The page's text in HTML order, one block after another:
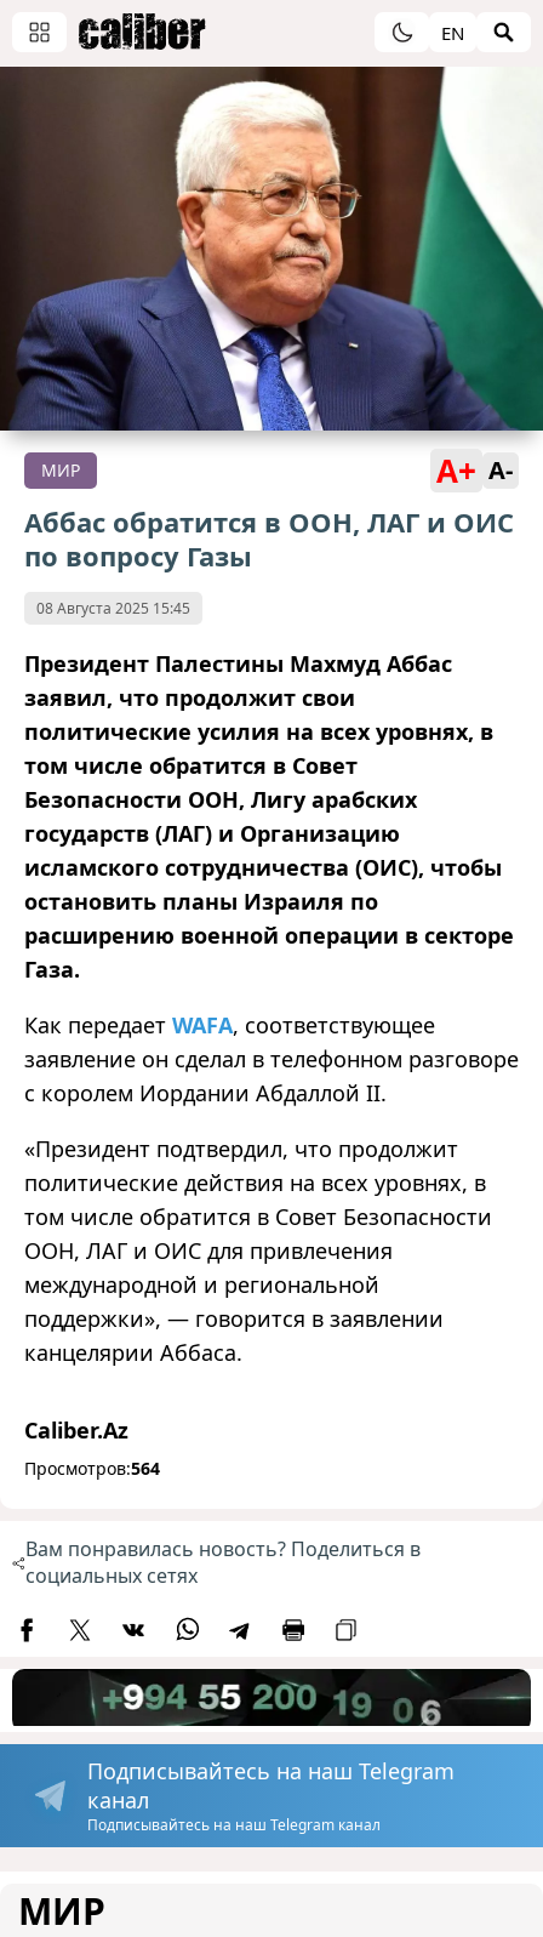
EN
МИР A+ A-
Аббас обратится в ООН, ЛАГ и ОИС
по вопросу Газы
08 Августа 2025 15:45
Президент Палестины Махмуд Аббас
заявил, что продолжит свои
политические усилия на всех уровнях, в
том числе обратится в Совет
Безопасности ООН, Лигу арабских
государств (ЛАГ) и Организацию
исламского сотрудничества (ОИС), чтобы
остановить планы Израиля по
расширению военной операции в секторе
Газа.
Как передает WAFA, соответствующее
заявление он сделал в телефонном разговоре
с королем Иордании Абдаллой II.
«Президент подтвердил, что продолжит
политические действия на всех уровнях, в
том числе обратится в Совет Безопасности
ООН, ЛАГ и ОИС для привлечения
международной и региональной
поддержки», — говорится в заявлении
канцелярии Аббаса.
Caliber.Az
Просмотров:564
Вам понравилась новость? Поделиться в
социальных сетях
Подписывайтесь на наш Telegram
канал
Подписывайтесь на наш Telegram канал
МИР